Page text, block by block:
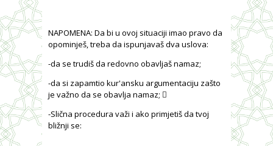
NAPOMENA: Da bi u ovoj situaciji imao pravo da
opominješ, treba da ispunjavaš dva uslova:
-da se trudiš da redovno obavljaš namaz;
-da si zapamtio kur'ansku argumentaciju zašto
je važno da se obavlja namaz; ⃝
-Slična procedura važi i ako primjetiš da tvoj
bližnji se: